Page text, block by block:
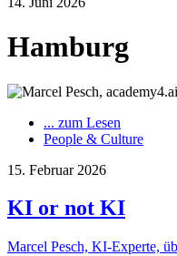
Hamburg
... zum Lesen
People & Culture
15. Februar 2026
KI or not KI
Marcel Pesch, KI-Experte,